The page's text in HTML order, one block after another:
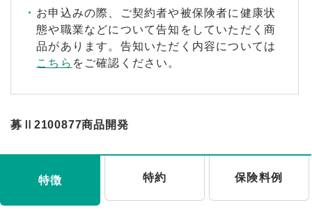
お申込みの際、ご契約者や被保険者に健康状
態や職業などについて告知をしていただく商
品があります。告知いただく内容については
こちら をご確認ください。
募Ⅱ2100877商品開発
特徴 特約 保険料例